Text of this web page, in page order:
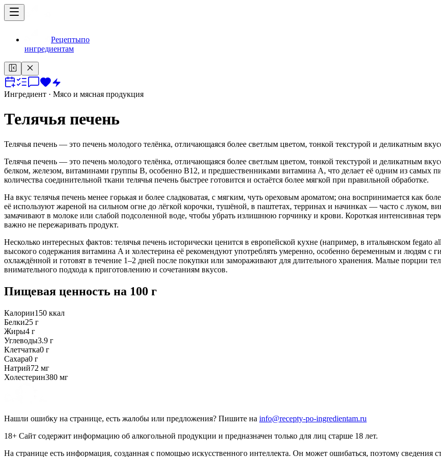
Рецептыпо
ингредиентам
Ингредиент · Мясо и мясная продукция
Телячья печень
Телячья печень — это печень молодого телёнка, отличающаяся более светлым цветом, тонкой текстурой и деликатным
Телячья печень — это печень молодого телёнка, отличающаяся более светлым цветом, тонкой текстурой и деликатным
белком, железом, витаминами группы B, особенно B12, и предшественниками витамина A, что делает её одним из самых
количества соединительной ткани телячья печень быстрее готовится и остаётся более мягкой при правильной обработке.
На вкус телячья печень менее горькая и более сладковатая, с мягким, чуть ореховым ароматом; она воспринимается как
её используют жареной на сильном огне до лёгкой корочки, тушёной, в паштетах, терринах и начинках — часто с луком,
замачивают в молоке или слабой подсоленной воде, чтобы убрать излишнюю горчинку и крови. Короткая интенсивная
важно не пережаривать продукт.
Несколько интересных фактов: телячья печень исторически ценится в европейской кухне (например, в итальянском fegato
высокого содержания витамина A и холестерина её рекомендуют употреблять умеренно, особенно беременным и людям с
охлаждённой и готовят в течение 1–2 дней после покупки или замораживают для длительного хранения. Малые порции
внимательного подхода к приготовлению и сочетаниям вкусов.
Пищевая ценность на 100 г
Калории150 ккал
Белки25 г
Жиры4 г
Углеводы3.9 г
Клетчатка0 г
Сахара0 г
Натрий72 мг
Холестерин380 мг
Нашли ошибку на странице, есть жалобы или предложения? Пишите на info@recepty-po-ingredientam.ru
18+ Сайт содержит информацию об алкогольной продукции и предназначен только для лиц старше 18 лет.
На странице есть информация, созданная с помощью искусственного интеллекта. Он может ошибаться, поэтому сведения